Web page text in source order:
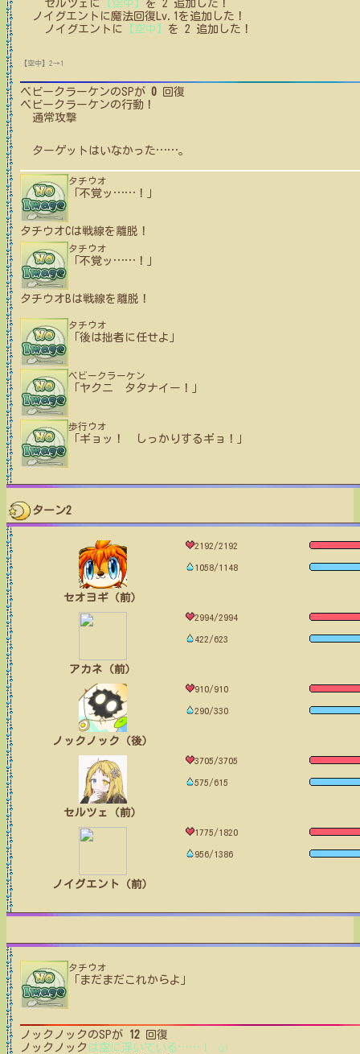
セルツェ に 【空中】 を 2 追加した！
ノイグエント に魔法回復Lv.1 を追加した！
ノイグエント に 【空中】 を 2 追加した！
【空中】2→1
ベビークラーケンのSPが 0 回復
ベビークラーケンの行動！
通常攻撃
ターゲットはいなかった……。
タチウオ
「不覚ッ …… ！」
タチウオCは戦線を離脱！
タチウオ
「不覚ッ …… ！」
タチウオBは戦線を離脱！
タチウオ
「後は拙者に任せよ」
ベビークラーケン
「ヤクニ タタナイー！」
歩行ウオ
「ギョッ！ しっかりするギョ！」
ターン2
セオヨギ（前）
2192/2192
1058/1148
アカネ（前）
2994/2994
422/623
ノックノック（後）
910/910
290/330
セルツェ（前）
3705/3705
575/615
ノイグエント（前）
1775/1820
956/1386
タチウオ
「まだまだこれからよ」
ノックノック のSPが 12 回復
ノックノック は空に浮いている …… ！ (2)